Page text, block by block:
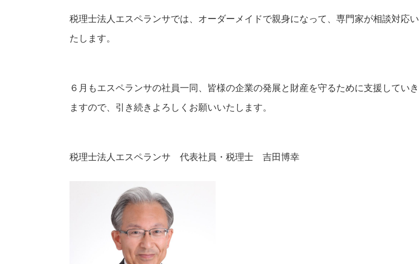
税理士法人エスペランサでは、オーダーメイドで親身になって、専門家が相談対応い
たします。
６月もエスペランサの社員一同、皆様の企業の発展と財産を守るために支援していき
ますので、引き続きよろしくお願いいたします。
税理士法人エスペランサ 代表社員・税理士 吉田博幸